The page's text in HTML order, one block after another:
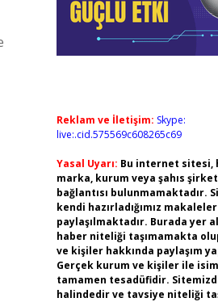
Reklam ve İletişim: Skype:
live:.cid.575569c608265c69
Yasal Uyarı: Bu internet sitesi,
marka, kurum veya şahıs
bağlantısı bulunmamaktadır.
kendi hazırladığımız makaleler
paylaşılmaktadır. Burada yer
haber niteliği taşımamakta
ve kişiler hakkında paylaşım
Gerçek kurum ve kişiler ile
tamamen tesadüfidir.
halindedir ve tavsiye niteliği